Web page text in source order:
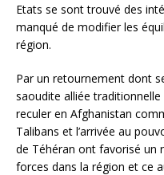
Etats se sont trouvé des
manqué de modifier les
région.
Par un retournement dont
saoudite alliée
reculer en Afghanistan
Talibans et l’arrivée au
de Téhéran ont favorisé un
forces dans la région et ce